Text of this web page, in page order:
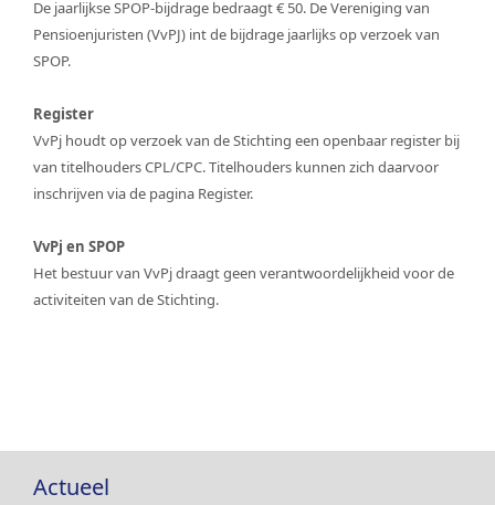
De jaarlijkse SPOP-bijdrage bedraagt € 50. De Vereniging van
Pensioenjuristen (VvPJ) int de bijdrage jaarlijks op verzoek van
SPOP.
Register
VvPj houdt op verzoek van de Stichting een openbaar register bij
van titelhouders CPL/CPC. Titelhouders kunnen zich daarvoor
inschrijven via de pagina Register.
VvPj en SPOP
Het bestuur van VvPj draagt geen verantwoordelijkheid voor de
activiteiten van de Stichting.
Actueel